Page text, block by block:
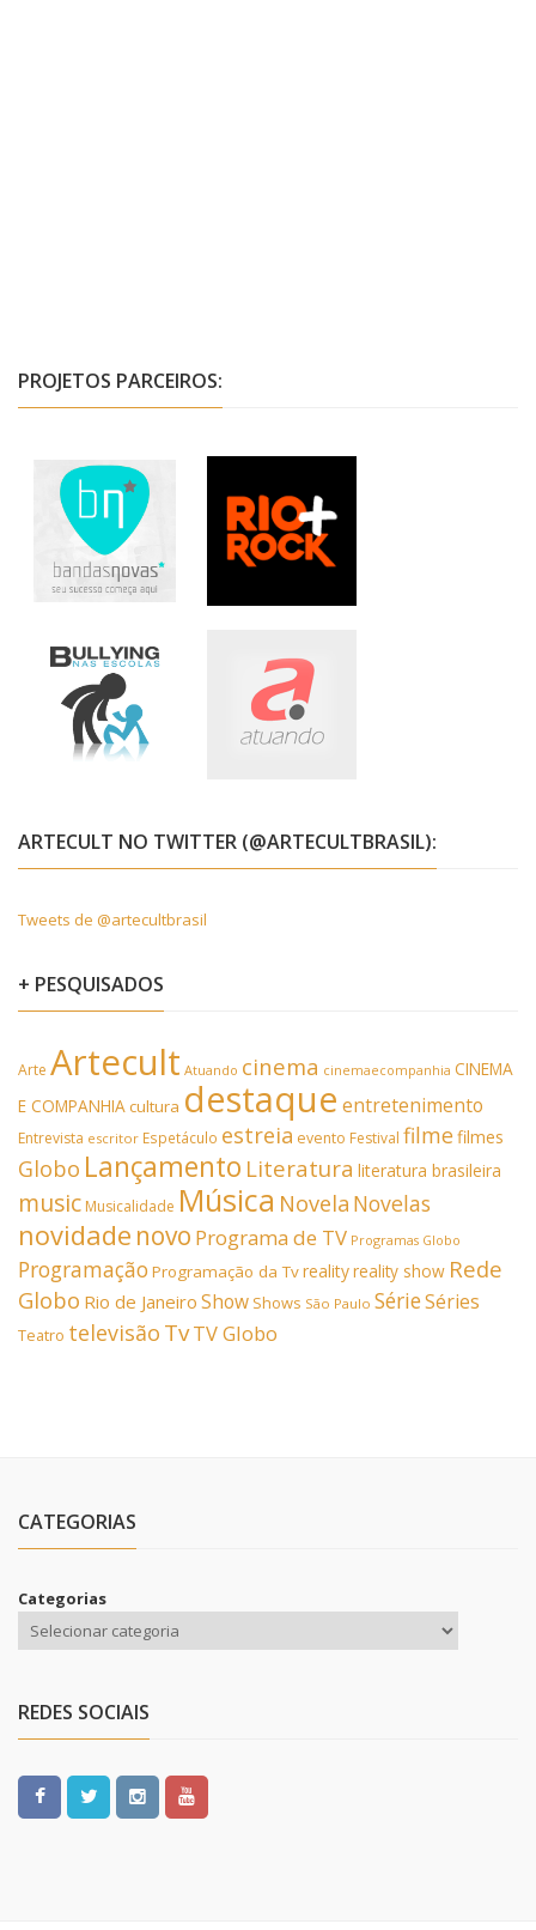
PROJETOS PARCEIROS:
ARTECULT NO TWITTER (@ARTECULTBRASIL):
Tweets de @artecultbrasil
+ PESQUISADOS
Arte Artecult Atuando cinema cinemaecompanhia CINEMA
E COMPANHIAcultura destaque entretenimento
Entrevista escritor Espetáculo estreia evento Festival filmefilmes
Globo Lançamento Literatura literatura brasileira
music Musicalidade Música Novela Novelas
novidade novo Programa de TV Programas Globo
Programação Programação da Tvrealityreality show Rede
Globo Rio de Janeiro Show Shows São Paulo SérieSéries
Teatro televisão TvTV Globo
CATEGORIAS
Categorias
REDES SOCIAIS